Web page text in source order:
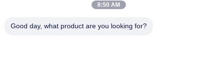
8:50 AM
Good day, what product are you looking for?